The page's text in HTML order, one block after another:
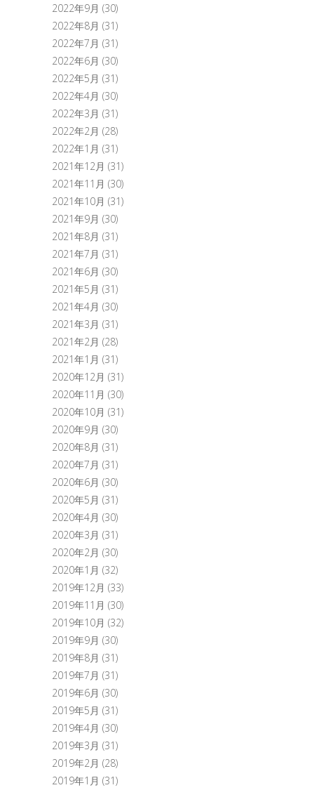
2022年9月 (30)
2022年8月 (31)
2022年7月 (31)
2022年6月 (30)
2022年5月 (31)
2022年4月 (30)
2022年3月 (31)
2022年2月 (28)
2022年1月 (31)
2021年12月 (31)
2021年11月 (30)
2021年10月 (31)
2021年9月 (30)
2021年8月 (31)
2021年7月 (31)
2021年6月 (30)
2021年5月 (31)
2021年4月 (30)
2021年3月 (31)
2021年2月 (28)
2021年1月 (31)
2020年12月 (31)
2020年11月 (30)
2020年10月 (31)
2020年9月 (30)
2020年8月 (31)
2020年7月 (31)
2020年6月 (30)
2020年5月 (31)
2020年4月 (30)
2020年3月 (31)
2020年2月 (30)
2020年1月 (32)
2019年12月 (33)
2019年11月 (30)
2019年10月 (32)
2019年9月 (30)
2019年8月 (31)
2019年7月 (31)
2019年6月 (30)
2019年5月 (31)
2019年4月 (30)
2019年3月 (31)
2019年2月 (28)
2019年1月 (31)